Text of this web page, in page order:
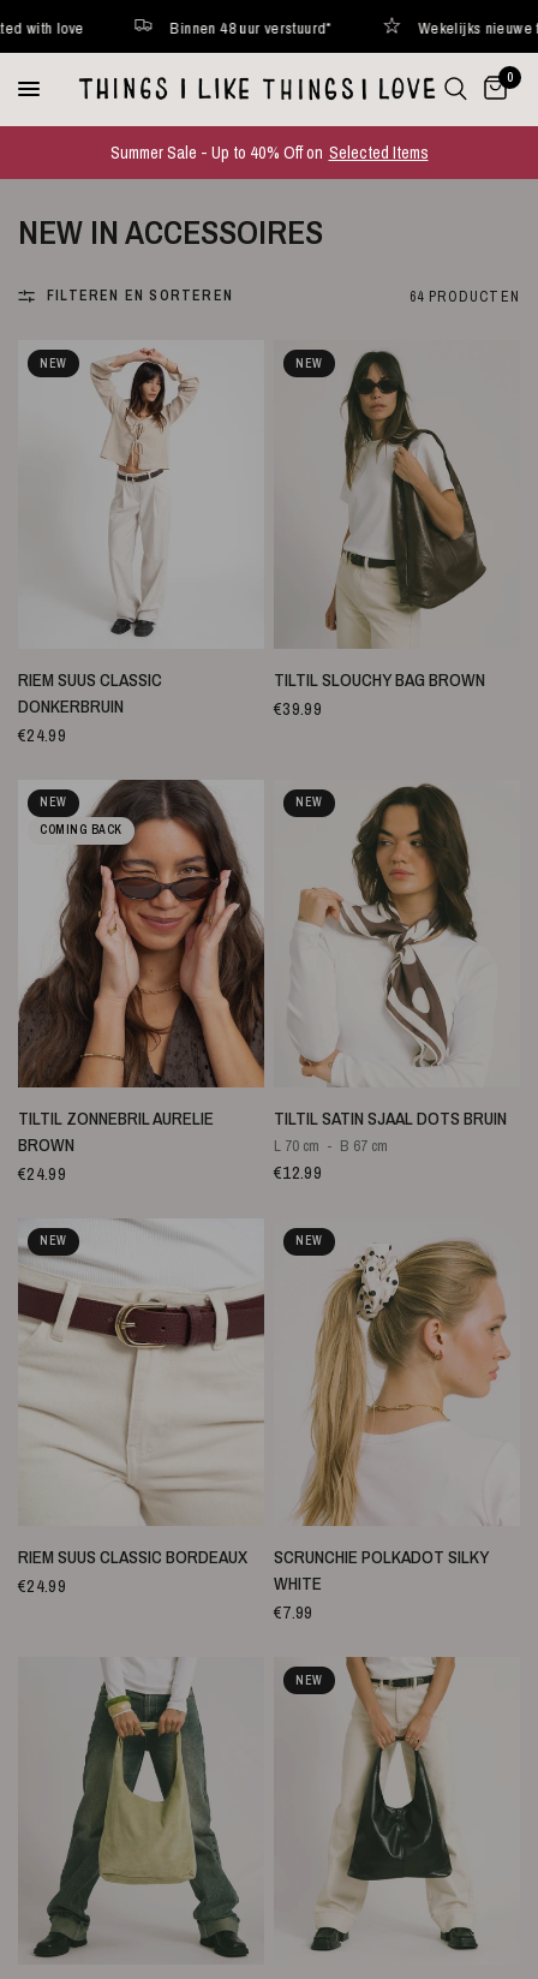
verstuurd* Wekelijks nieuwe favorites online Curated
0
Summer Sale - Up to 40% Off on Selected Items
NEW IN ACCESSOIRES
FILTEREN EN SORTEREN 64 PRODUCTEN
NEW
SNELLE WEERGAVE
RIEM SUUS CLASSIC
DONKERBRUIN
€24.99
NEW
SNELLE WEERGAVE
TILTIL SLOUCHY BAG BROWN
€39.99
NEW
COMING BACK
SNELLE WEERGAVE
TILTIL ZONNEBRIL AURELIE
BROWN
€24.99
NEW
SNELLE WEERGAVE
TILTIL SATIN SJAAL DOTS BRUIN
L 70 cm B 67 cm
€12.99
NEW
SNELLE WEERGAVE
RIEM SUUS CLASSIC BORDEAUX
€24.99
NEW
SNELLE WEERGAVE
SCRUNCHIE POLKADOT SILKY
WHITE
€7.99
NEW